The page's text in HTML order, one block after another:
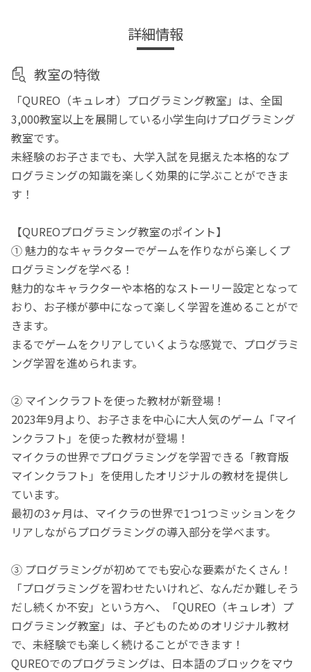
詳細情報
教室の特徴
「QUREO（キュレオ）プログラミング教室」は、全国
3,000教室以上を展開している小学生向けプログラミング
教室です。
未経験のお子さまでも、大学入試を見据えた本格的なプ
ログラミングの知識を楽しく効果的に学ぶことができま
す！
【QUREOプログラミング教室のポイント】
① 魅力的なキャラクターでゲームを作りながら楽しくプ
ログラミングを学べる！
魅力的なキャラクターや本格的なストーリー設定となって
おり、お子様が夢中になって楽しく学習を進めることがで
きます。
まるでゲームをクリアしていくような感覚で、プログラミ
ング学習を進められます。
② マインクラフトを使った教材が新登場！
2023年9月より、お子さまを中心に大人気のゲーム「マイ
ンクラフト」を使った教材が登場！
マイクラの世界でプログラミングを学習できる「教育版
マインクラフト」を使用したオリジナルの教材を提供し
ています。
最初の3ヶ月は、マイクラの世界で1つ1つミッションをク
リアしながらプログラミングの導入部分を学べます。
③ プログラミングが初めてでも安心な要素がたくさん！
「プログラミングを習わせたいけれど、なんだか難しそう
だし続くか不安」という方へ、「QUREO（キュレオ）プ
ログラミング教室」は、子どものためのオリジナル教材
で、未経験でも楽しく続けることができます！
QUREOでのプログラミングは、日本語のブロックをマウ